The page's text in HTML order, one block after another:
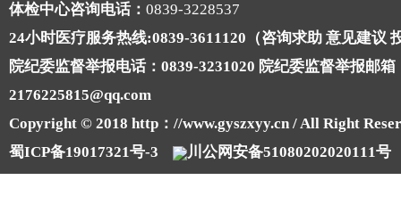
体检中心咨询电话： 0839-3228537
24小时医疗服务热线:0839-3611120（咨询求助 意见建议
院纪委监督举报电话：0839-3231020 院纪委监督举报邮箱
2176225815@qq.com
Copyright © 2018 http：//www.gyszxyy.cn / All Right
蜀ICP备19017321号-3
川公网安备51080202020111号